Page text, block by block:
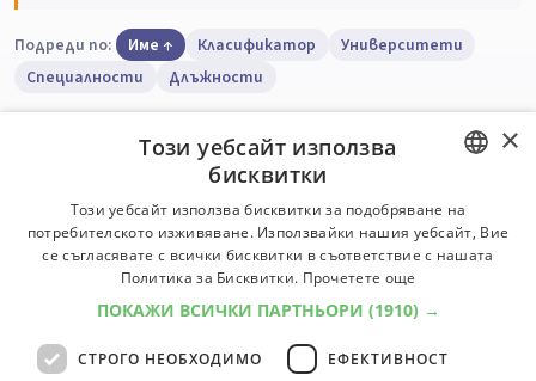
Подреди по: Име Класификатор
Университети
Специалности
Длъжности
1
Актьор
Играе роли на сцена, в телевизионни, радио-, видео-
филмови и други продукции.. Интерпретира сериозни
или комични роли като използва реч, жестове или
Класификатор:2455Университети:5Специалности:8
BULGARIAN
ENGLISH
×
Този уебсайт използва
бисквитки
Този уебсайт използва бисквитки за подобряване на
потребителското изживяване. Използвайки нашия уебсайт, Вие
се съгласявате с всички бисквитки в съответствие с нашата
Политика за Бисквитки. Прочетете още
ПОКАЖИ ВСИЧКИ ПАРТНЬОРИ (1910) →
СТРОГО НЕОБХОДИМО ЕФЕКТИВНОСТ